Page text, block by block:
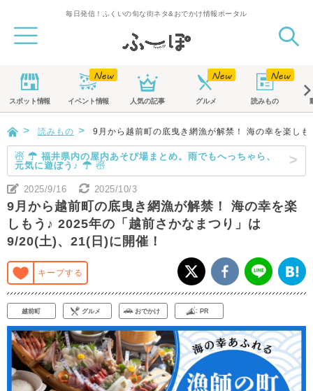
毎日発信！ふくいの旬な街ネタ&おでかけ情報ポータル
スポット情報 イベント情報 人気の記事 グルメ 読みもの
読みもの 9月から越前町の底曳き網漁が解禁！ 海の幸を楽し
☃ ☂ 福井県内の屋内あそび場まとめ。雨でもへっちゃら、
元気に遊ぼう♪ ☂ ☃
2025/9/16 2025/10/3
9月から越前町の底曳き網漁が解禁！ 海の幸を楽
しもう♪ 2025年の「越前さかなまつり」は
9/20(土)、21(日)に開催！
キープする
越前町 グルメ おでかけ PR